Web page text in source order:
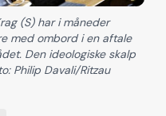
(S) har i måneder
med ombord i en aftale
Den ideologiske skalp
Philip Davali/Ritzau